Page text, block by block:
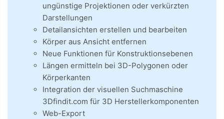
ungünstige Projektionen oder verkürzten
Darstellungen
Detailansichten erstellen und bearbeiten
Körper aus Ansicht entfernen
Neue Funktionen für Konstruktionsebenen
Längen ermitteln bei 3D-Polygonen oder
Körperkanten
Integration der visuellen Suchmaschine
3Dfindit.com für 3D Herstellerkomponenten
Web-Export